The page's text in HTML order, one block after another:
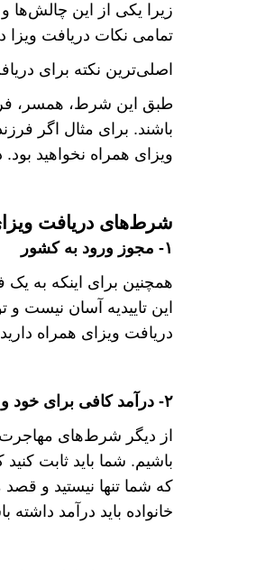
زیرا یکی از این چالش‌ها و
تمامی نکات دریافت ویزا
اصلی‌ترین نکته برای
طبق این شرط، همسر،
باشند. برای مثال اگر
ویزای همراه نخواهید
شرط‌های دریافت
۱- مجوز ورود به کشور
همچنین برای اینکه به یک
این تاییدیه آسان نیست
دریافت ویزای همراه
۲- درآمد کافی برای خود و خانواده
از دیگر شرط‌های مهاجرت
باشیم. شما باید ثابت
که شما تنها نیستید و
خانواده باید درآمد داشته